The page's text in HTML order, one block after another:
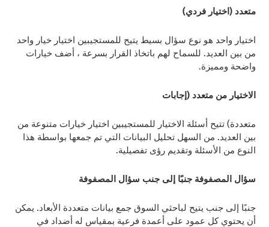
متعدد (اختيار فردي)
اختيار واحد هو نوع سؤال بسيط يتيح للمستجيبين اختيار خيار واحد
من بين العديد. للسماح لهم باتخاذ القرار بسرعة ، أضف خيارات
واضحة ومميزة.
الاختيار من متعدد (إجابات
متعددة) تتيح أسئلة الاختيار للمستجيبين اختيار خيارات متنوعة من
بين العديد. من السهل تحليل البيانات التي تم جمعها بواسطة هذا
النوع من الأسئلة وتقديم رؤى تفصيلية.
سؤال المصفوفة جنبًا إلى جنب سؤال المصفوفة
جنبًا إلى جنب يتيح لباحثي السوق جمع بيانات متعددة الأبعاد. يمكن
أن يحتوي كل عمود على أعمدة فرعية بمقياس له أضداد في